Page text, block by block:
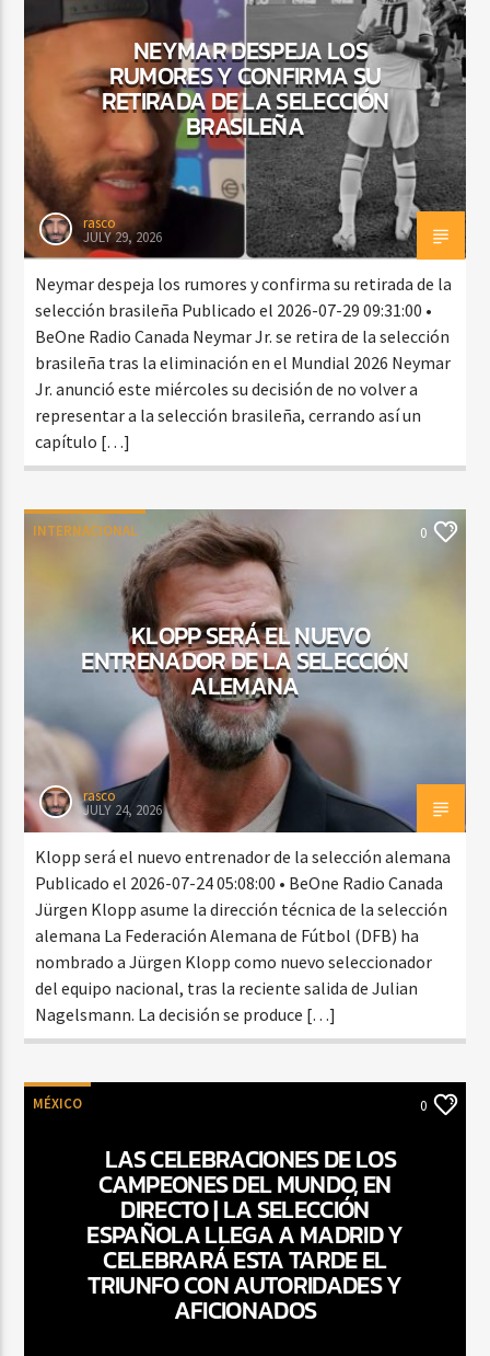
CURRENT SHOW
BALADAS Y VALLENATO
2:00 PM 5:00 PM
NEYMAR DESPEJA LOS
RUMORES Y CONFIRMA SU
RETIRADA DE LA SELECCIÓN
BRASILEÑA
rasco
JULY 29, 2026
Neymar despeja los rumores y confirma su retirada de la
selección brasileña Publicado el 2026-07-29 09:31:00 •
BeOne Radio Canada Neymar Jr. se retira de la selección
brasileña tras la eliminación en el Mundial 2026 Neymar
Jr. anunció este miércoles su decisión de no volver a
representar a la selección brasileña, cerrando así un
capítulo […]
INTERNACIONAL 0
KLOPP SERÁ EL NUEVO
ENTRENADOR DE LA SELECCIÓN
ALEMANA
rasco
JULY 24, 2026
Klopp será el nuevo entrenador de la selección alemana
Publicado el 2026-07-24 05:08:00 • BeOne Radio Canada
Jürgen Klopp asume la dirección técnica de la selección
alemana La Federación Alemana de Fútbol (DFB) ha
nombrado a Jürgen Klopp como nuevo seleccionador
del equipo nacional, tras la reciente salida de Julian
Nagelsmann. La decisión se produce […]
MÉXICO 0
LAS CELEBRACIONES DE LOS
CAMPEONES DEL MUNDO, EN
DIRECTO | LA SELECCIÓN
ESPAÑOLA LLEGA A MADRID Y
CELEBRARÁ ESTA TARDE EL
TRIUNFO CON AUTORIDADES Y
AFICIONADOS